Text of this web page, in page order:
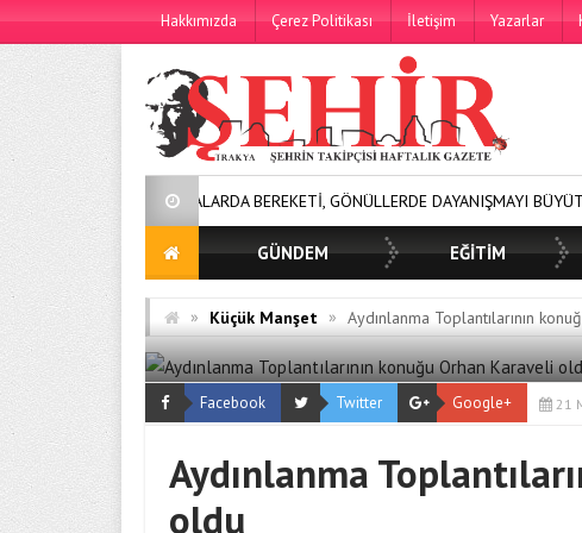
Hakkımızda Çerez Politikası İletişim Yazarlar
SOFRALARDA BEREKETİ, GÖNÜLLERDE DAYANIŞMAYI BÜYÜTÜYORUZ!
GÜNDEM EĞİTİM
» Küçük Manşet » Aydınlanma Toplantılarının
Facebook Twitter Google+ 21
Aydınlanma
oldu